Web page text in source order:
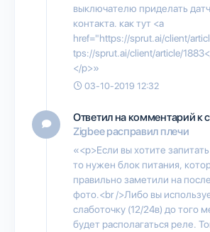
выключателю приделать
контакта. как тут <a
href="https://sprut.ai/client/
tps://sprut.ai/client/article/
</p>»
03-10-2019 12:32
Ответил на комментарий к
Zigbee расправил плечи
«<p>Если вы хотите
то нужен блок питания,
правильно заметили на
фото.<br />Либо вы
слаботочку (12/24в) до того
будет располагаться реле.